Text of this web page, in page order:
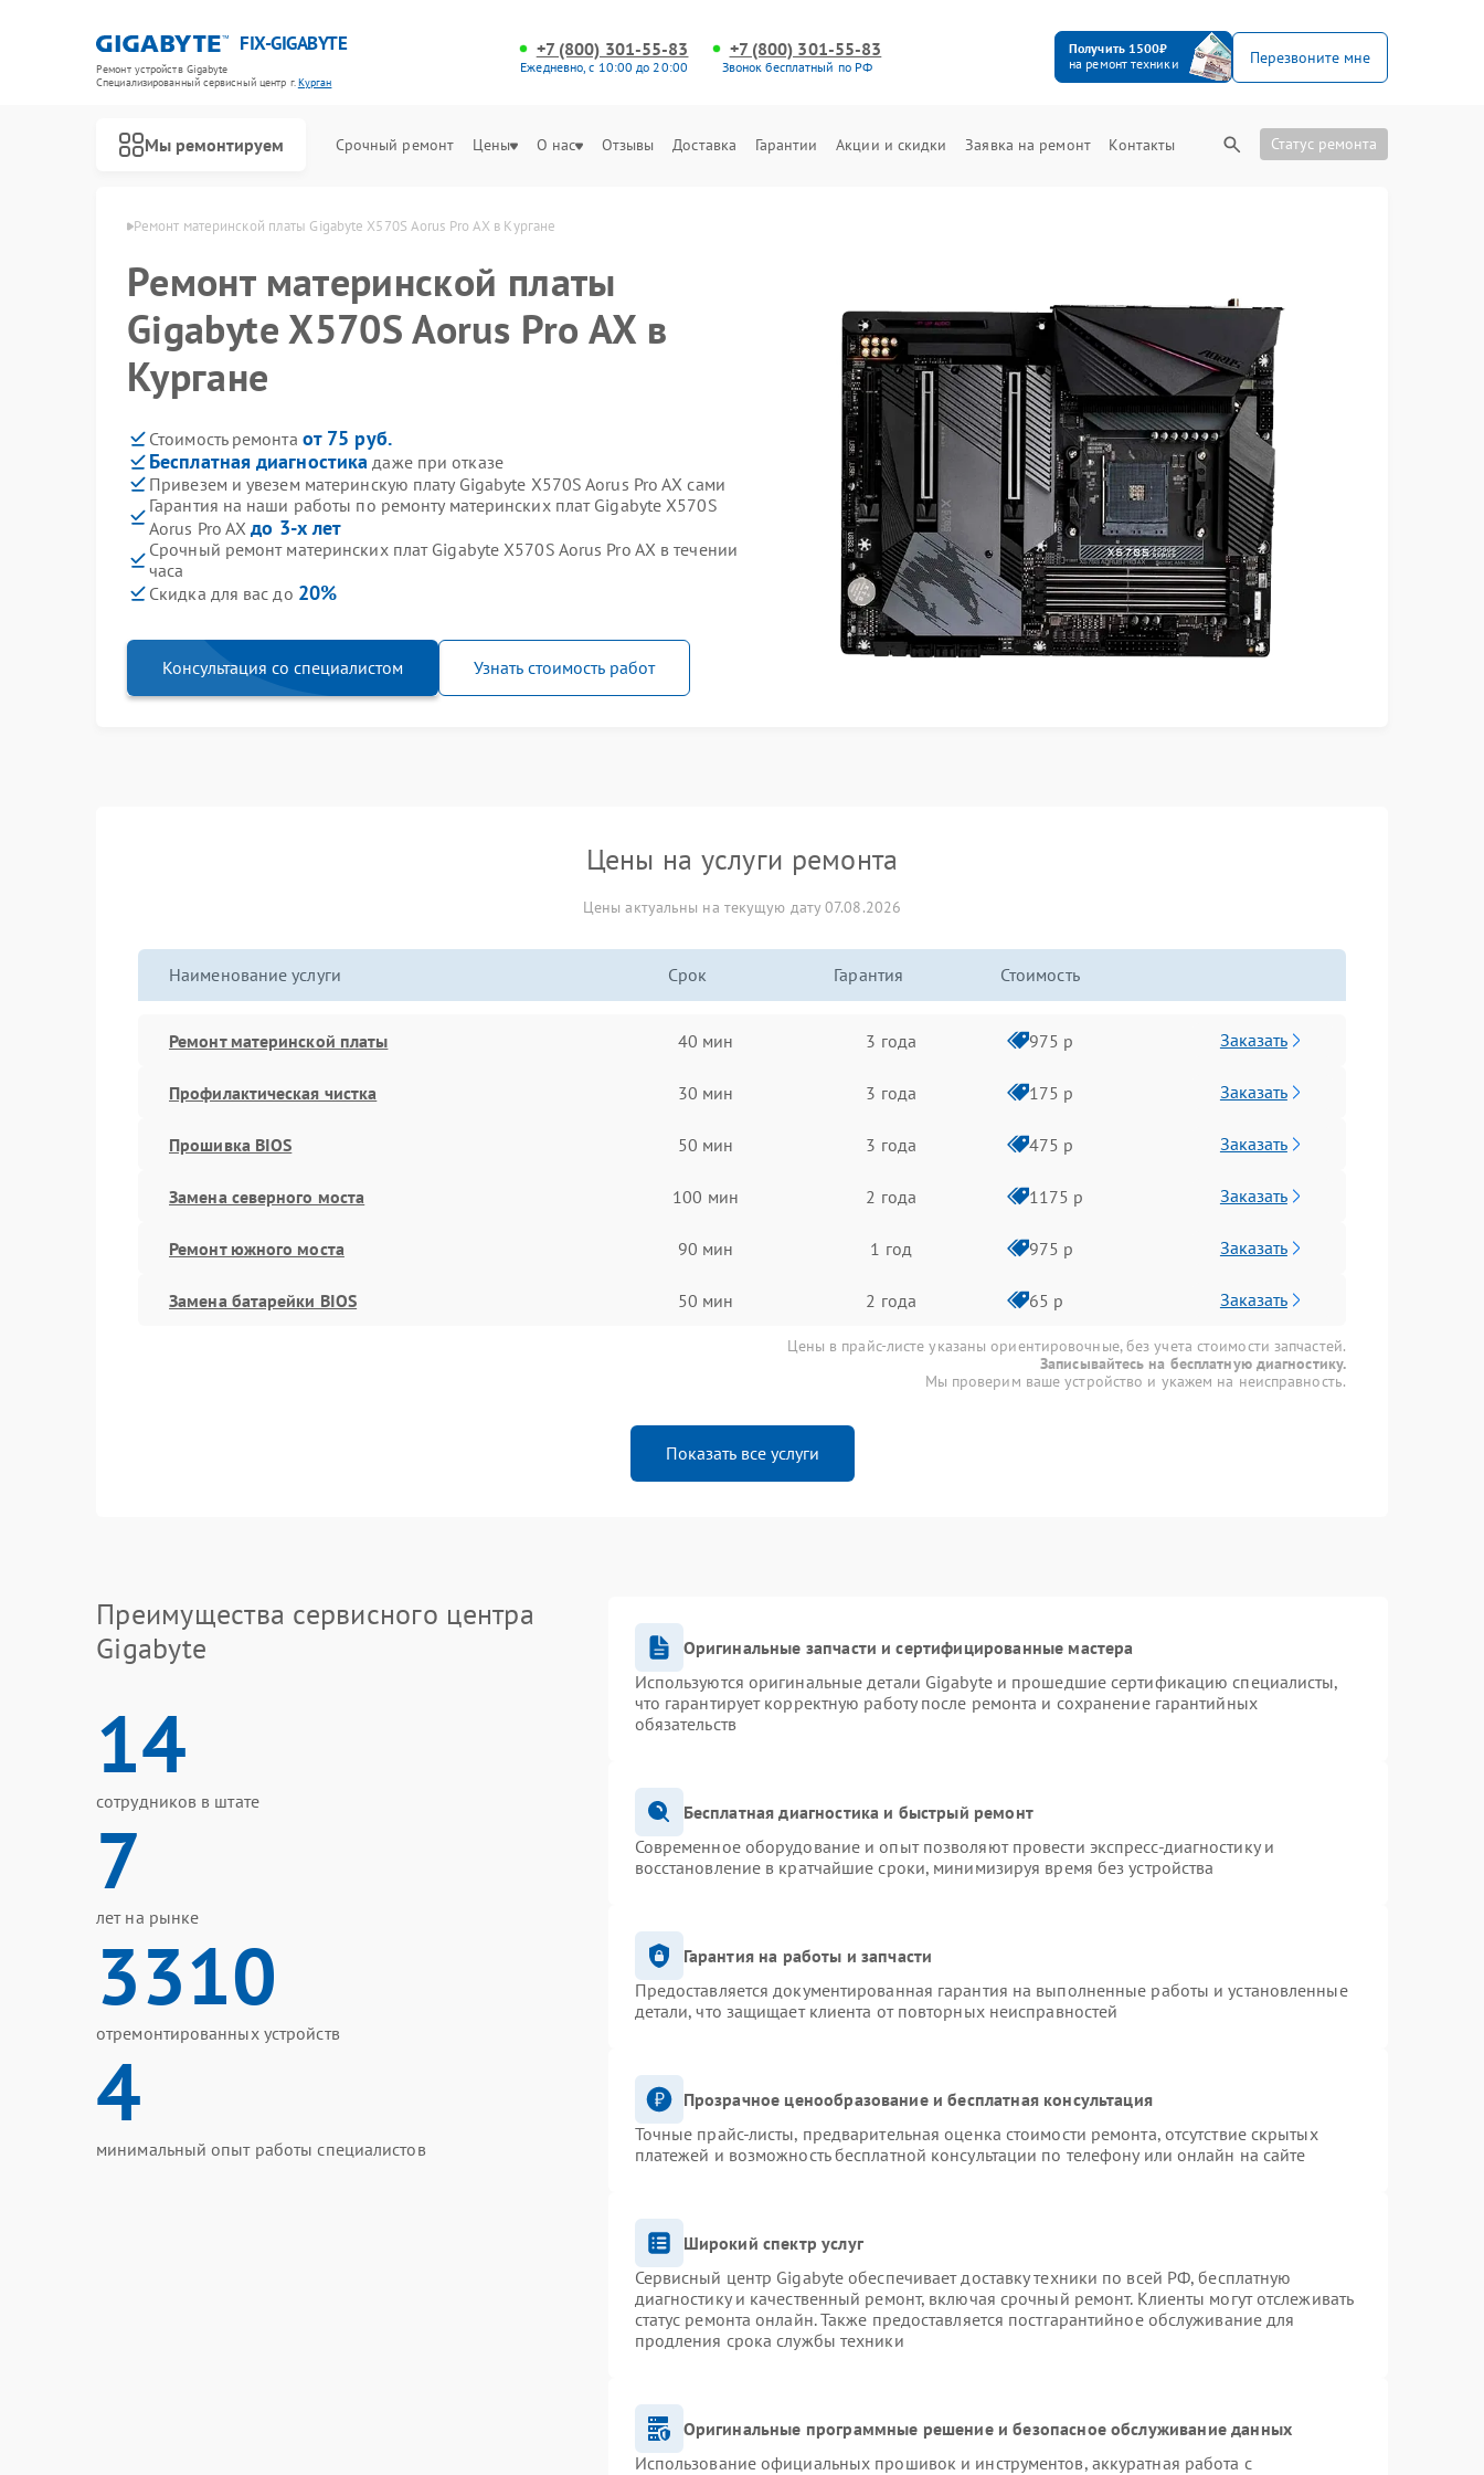
FIX-GIGABYTE
Ремонт устройств Gigabyte
Специализированный cервисный центр г.Курган
+7 (800) 301-55-83
Ежедневно, с 10:00 до 20:00
+7 (800) 301-55-83
Звонок бесплатный по РФ
Получить 1500₽
на ремонт техники
Перезвоните мне
Мы ремонтируем Срочный ремонт Цены О нас Отзывы Доставка Гарантии Акции и скидки Заявка на ремонт Контакты Статус ремонта
Ремонт материнской платы Gigabyte X570S Aorus Pro AX в Кургане
Ремонт материнской платы
Gigabyte X570S Aorus Pro AX в
Кургане
Стоимость ремонта от 75 руб.
Бесплатная диагностика даже при отказе
Привезем и увезем материнскую плату Gigabyte X570S Aorus Pro AX сами
Гарантия на наши работы по ремонту материнских плат Gigabyte X570S
Aorus Pro AXдо 3-х лет
Срочный ремонт материнских плат Gigabyte X570S Aorus Pro AX в течении
часа
Скидка для вас до 20%
Консультация со специалистом Узнать стоимость работ
Цены на услуги ремонта
Цены актуальны на текущую дату 07.08.2026
Наименование услуги Срок Гарантия Стоимость
Ремонт материнской платы 40 мин 3 года 975 р Заказать
Профилактическая чистка 30 мин 3 года 175 р Заказать
Прошивка BIOS 50 мин 3 года 475 р Заказать
Замена северного моста 100 мин 2 года 1175 р Заказать
Ремонт южного моста 90 мин 1 год 975 р Заказать
Замена батарейки BIOS 50 мин 2 года 65 р Заказать
Цены в прайс-листе указаны ориентировочные, без учета стоимости запчастей.
Записывайтесь на бесплатную диагностику.
Мы проверим ваше устройство и укажем на неисправность.
Показать все услуги
Преимущества сервисного центра
Gigabyte
14
сотрудников в штате
7
лет на рынке
3310
отремонтированных устройств
4
минимальный опыт работы специалистов
Оригинальные запчасти и сертифицированные мастера
Используются оригинальные детали Gigabyte и прошедшие сертификацию специалисты,
что гарантирует корректную работу после ремонта и сохранение гарантийных
обязательств
Бесплатная диагностика и быстрый ремонт
Современное оборудование и опыт позволяют провести экспресс-диагностику и
восстановление в кратчайшие сроки, минимизируя время без устройства
Гарантия на работы и запчасти
Предоставляется документированная гарантия на выполненные работы и установленные
детали, что защищает клиента от повторных неисправностей
Прозрачное ценообразование и бесплатная консультация
Точные прайс-листы, предварительная оценка стоимости ремонта, отсутствие скрытых
платежей и возможность бесплатной консультации по телефону или онлайн на сайте
Широкий спектр услуг
Сервисный центр Gigabyte обеспечивает доставку техники по всей РФ, бесплатную
диагностику и качественный ремонт, включая срочный ремонт. Клиенты могут отслеживать
статус ремонта онлайн. Также предоставляется постгарантийное обслуживание для
продления срока службы техники
Оригинальные программные решение и безопасное обслуживание данных
Использование официальных прошивок и инструментов, аккуратная работа с